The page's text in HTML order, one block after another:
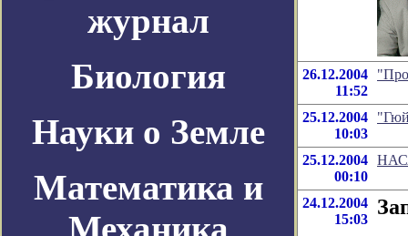
журнал
Биология
Науки о Земле
Математика и
26.12.2004
11:52
25.12.2004
10:03
25.12.2004
00:10
24.12.2004
15:03